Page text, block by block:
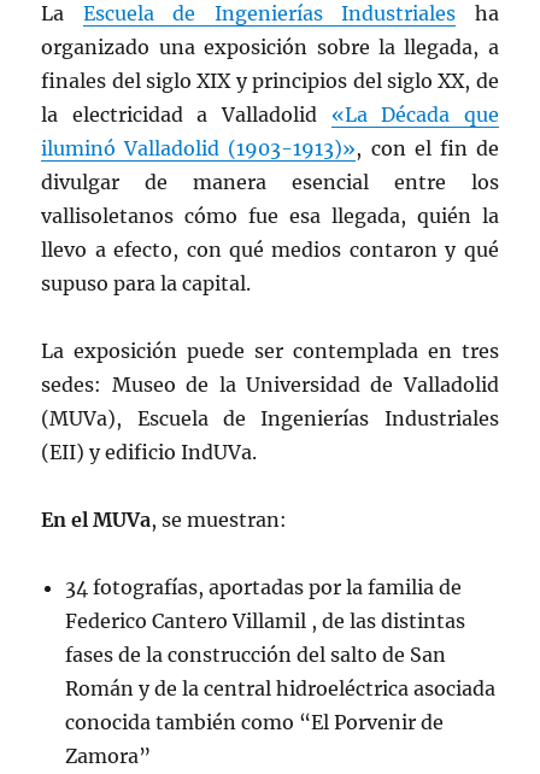
La Escuela de Ingenierías Industriales ha
organizado una exposición sobre la llegada, a
finales del siglo XIX y principios del siglo XX, de
la electricidad a Valladolid «La Década que
iluminó Valladolid (1903-1913)», con el fin de
divulgar de manera esencial entre los
vallisoletanos cómo fue esa llegada, quién la
llevo a efecto, con qué medios contaron y qué
supuso para la capital.
La exposición puede ser contemplada en tres
sedes: Museo de la Universidad de Valladolid
(MUVa), Escuela de Ingenierías Industriales
(EII) y edificio IndUVa.
En el MUVa, se muestran:
34 fotografías, aportadas por la familia de
Federico Cantero Villamil , de las distintas
fases de la construcción del salto de San
Román y de la central hidroeléctrica asociada
conocida también como “El Porvenir de
Zamora”